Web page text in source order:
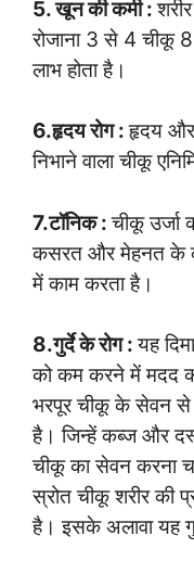
5. खून की कमी :
रोजाना 3 से 4 चीकू
लाभ होता है।
6.हृदय रोग :हृदय और
निभाने वाला चीकू
7.टॉनिक :चीकू उर्जा
कसरत और मेहनत के
में काम करता है।
8.गुर्दे के रोग :यह
को कम करने में मदद
भरपूर चीकू के सेवन से
है। जिन्हें कब्ज और
चीकू का सेवन करना
स्रोत चीकू शरीर की
है। इसके अलावा यह